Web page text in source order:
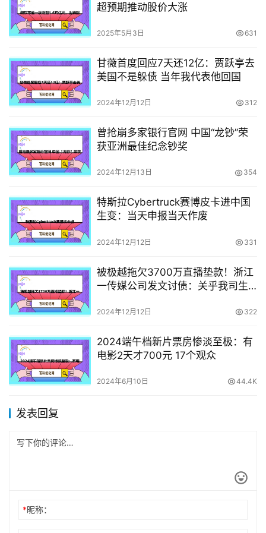
超预期推动股价大涨
2025年5月3日 631
甘薇首度回应7天还12亿：贾跃亭去
美国不是躲债 当年我代表他回国
2024年12月12日 312
曾抢崩多家银行官网 中国“龙钞”荣
获亚洲最佳纪念钞奖
2024年12月13日 354
特斯拉Cybertruck赛博皮卡进中国
生变：当天申报当天作废
2024年12月12日 331
被极越拖欠3700万直播垫款！浙江
一传媒公司发文讨债：关乎我司生
2024年12月12日 322
2024端午档新片票房惨淡至极：有
电影2天才700元 17个观众
2024年6月10日 44.4K
发表回复
*昵称：